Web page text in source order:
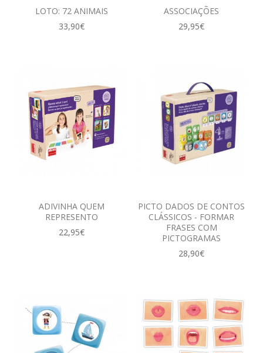
LOTO: 72 ANIMAIS
33,90€
ASSOCIAÇÕES
29,95€
ADIVINHA QUEM
REPRESENTO
22,95€
PICTO DADOS DE CONTOS
CLÁSSICOS - FORMAR
FRASES COM
PICTOGRAMAS
28,90€